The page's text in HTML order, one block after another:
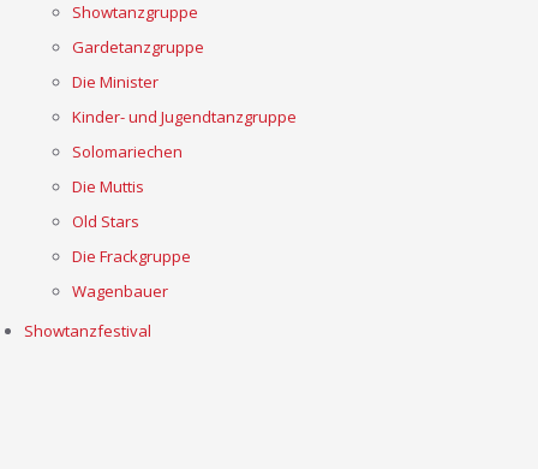
Showtanzgruppe
Gardetanzgruppe
Die Minister
Kinder- und Jugendtanzgruppe
Solomariechen
Die Muttis
Old Stars
Die Frackgruppe
Wagenbauer
Showtanzfestival